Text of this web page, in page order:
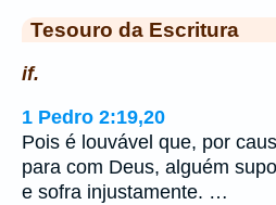
Tesouro da Escritura
if.
1 Pedro 2:19,20
Pois é louvável que, por
para com Deus, alguém
e sofra injustamente. …